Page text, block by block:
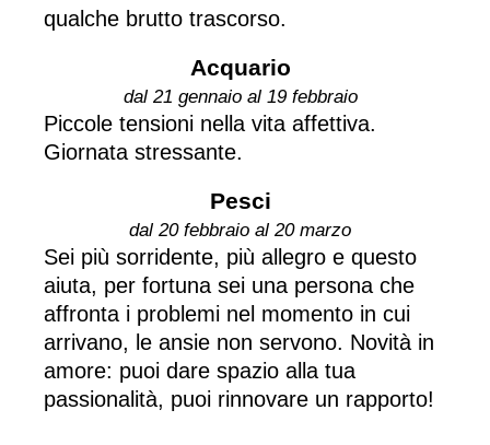
qualche brutto trascorso.
Acquario
dal 21 gennaio al 19 febbraio
Piccole tensioni nella vita affettiva.
Giornata stressante.
Pesci
dal 20 febbraio al 20 marzo
Sei più sorridente, più allegro e questo
aiuta, per fortuna sei una persona che
affronta i problemi nel momento in cui
arrivano, le ansie non servono. Novità in
amore: puoi dare spazio alla tua
passionalità, puoi rinnovare un rapporto!